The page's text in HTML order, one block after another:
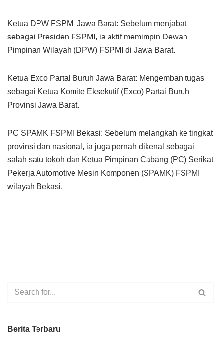
Ketua DPW FSPMI Jawa Barat: Sebelum menjabat
sebagai Presiden FSPMI, ia aktif memimpin Dewan
Pimpinan Wilayah (DPW) FSPMI di Jawa Barat.
Ketua Exco Partai Buruh Jawa Barat: Mengemban tugas
sebagai Ketua Komite Eksekutif (Exco) Partai Buruh
Provinsi Jawa Barat.
PC SPAMK FSPMI Bekasi: Sebelum melangkah ke tingkat
provinsi dan nasional, ia juga pernah dikenal sebagai
salah satu tokoh dan Ketua Pimpinan Cabang (PC) Serikat
Pekerja Automotive Mesin Komponen (SPAMK) FSPMI
wilayah Bekasi.
Berita Terbaru